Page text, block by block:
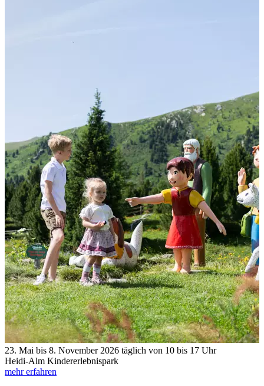
23. Mai bis 8. November 2026 täglich von 10 bis 17 Uhr
Heidi-Alm Kindererlebnispark
mehr erfahren